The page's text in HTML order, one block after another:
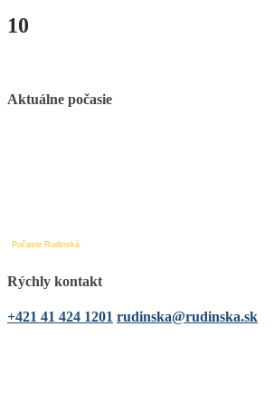
10
Aktuálne počasie
Počasie Rudinská
Rýchly kontakt
+421 41 424 1201 rudinska@rudinska.sk